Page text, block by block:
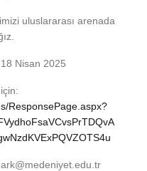
uluslararası arenada
Nisan 2025
ResponsePage.aspx?